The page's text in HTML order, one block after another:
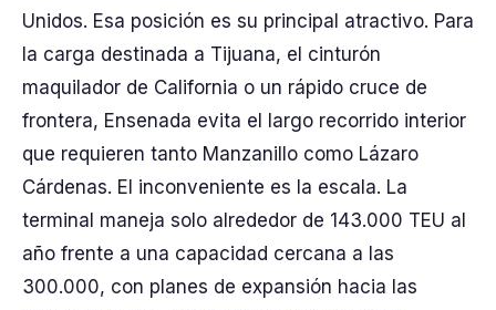
Unidos. Esa posición es su principal atractivo. Para
la carga destinada a Tijuana, el cinturón
maquilador de California o un rápido cruce de
frontera, Ensenada evita el largo recorrido interior
que requieren tanto Manzanillo como Lázaro
Cárdenas. El inconveniente es la escala. La
terminal maneja solo alrededor de 143.000 TEU al
año frente a una capacidad cercana a las
300.000, con planes de expansión hacia las